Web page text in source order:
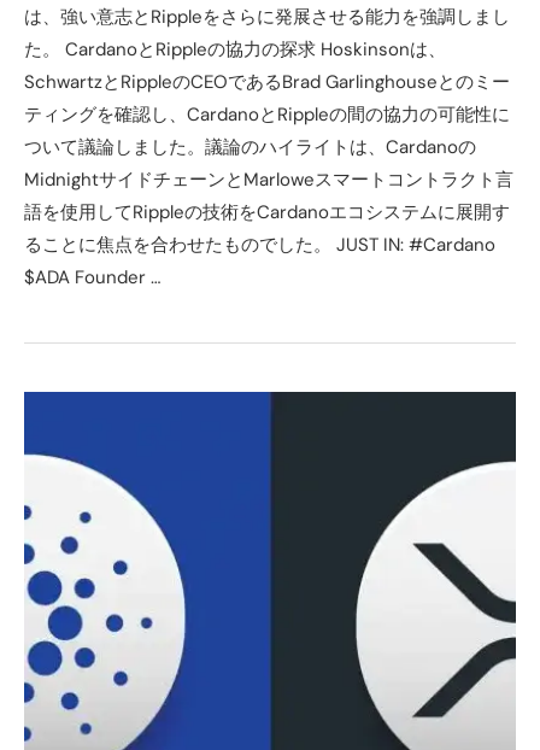
は、強い意志とRippleをさらに発展させる能力を強調しまし
た。 CardanoとRippleの協力の探求 Hoskinsonは、
SchwartzとRippleのCEOであるBrad Garlinghouseとのミー
ティングを確認し、CardanoとRippleの間の協力の可能性に
ついて議論しました。議論のハイライトは、Cardanoの
MidnightサイドチェーンとMarloweスマートコントラクト言
語を使用してRippleの技術をCardanoエコシステムに展開す
ることに焦点を合わせたものでした。 JUST IN: #Cardano
$ADA Founder …